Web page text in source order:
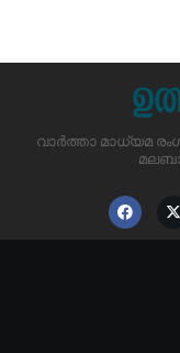
വാർത്താ മാധ്യമ